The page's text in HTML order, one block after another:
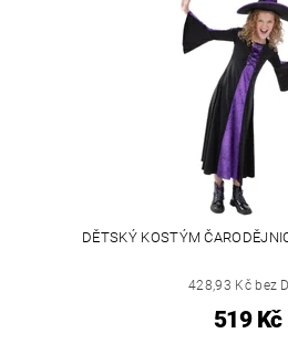
DĚTSKÝ KOSTÝM
428,93 Kč bez
519 Kč